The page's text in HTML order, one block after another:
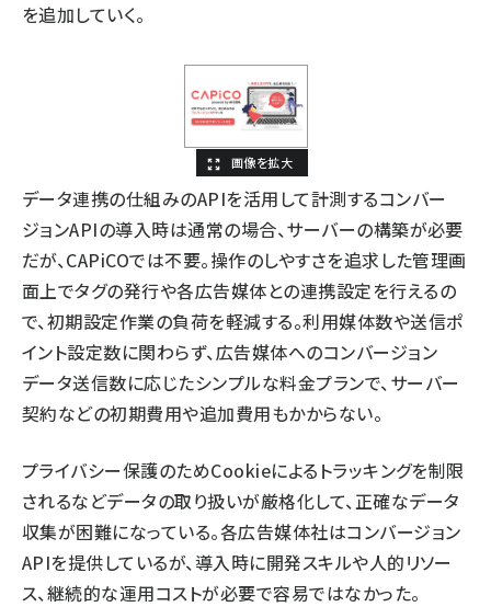
を追加していく。
データ連携の仕組みのAPIを活用して計測するコンバー
ジョンAPIの導入時は通常の場合、サーバーの構築が必要
だが、CAPiCOでは不要。操作のしやすさを追求した管理画
面上でタグの発行や各広告媒体との連携設定を行えるの
で、初期設定作業の負荷を軽減する。利用媒体数や送信ポ
イント設定数に関わらず、広告媒体へのコンバージョン
データ送信数に応じたシンプルな料金プランで、サーバー
契約などの初期費用や追加費用もかからない。
プライバシー保護のためCookieによるトラッキングを制限
されるなどデータの取り扱いが厳格化して、正確なデータ
収集が困難になっている。各広告媒体社はコンバージョン
APIを提供しているが、導入時に開発スキルや人的リソー
ス、継続的な運用コストが必要で容易ではなかった。